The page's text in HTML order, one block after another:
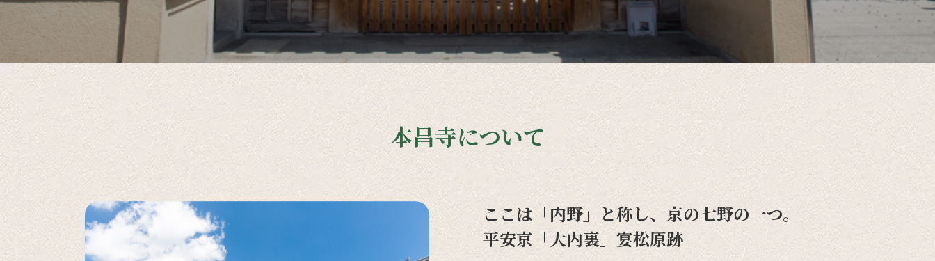
本昌寺について
ここは「内野」と称し、京の七野の一つ。
平安京「大内裏」宴松原跡